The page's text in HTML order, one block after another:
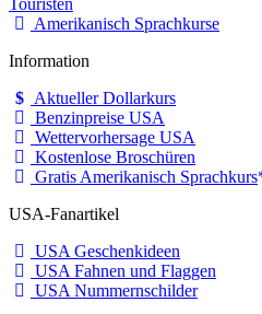
Touristen
Amerikanisch Sprachkurse
Information
Aktueller Dollarkurs
Benzinpreise USA
Wettervorhersage USA
Kostenlose Broschüren
Gratis Amerikanisch Sprachkurs
USA-Fanartikel
USA Geschenkideen
USA Fahnen und Flaggen
USA Nummernschilder